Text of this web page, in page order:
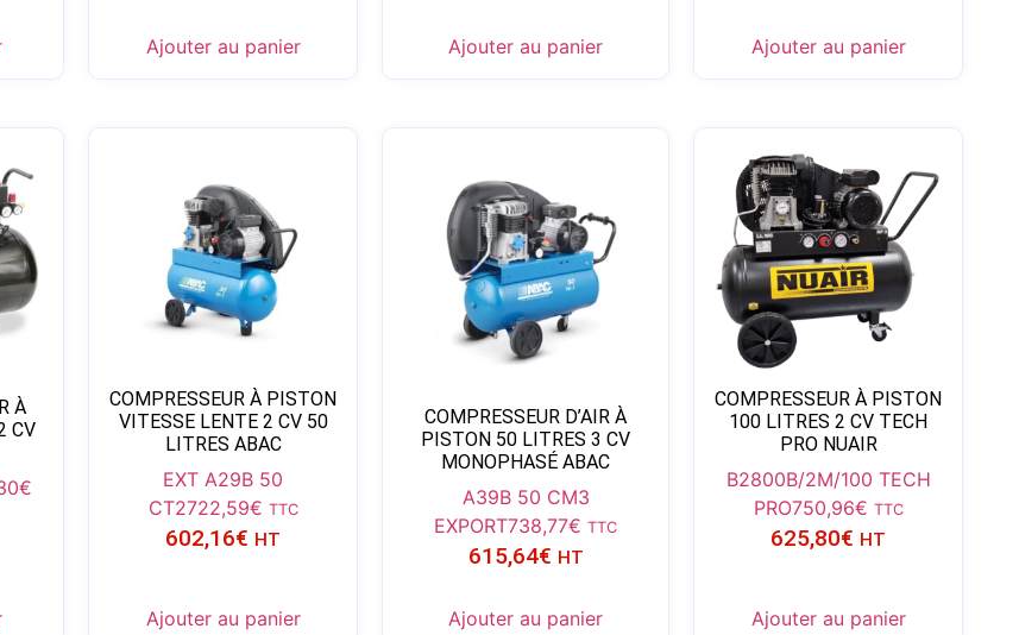
Ajouter au panier Ajouter au panier Ajouter au panier
À
CV
€
COMPRESSEUR À PISTON
VITESSE LENTE 2 CV 50
LITRES ABAC
EXT A29B 50
CT2722,59€ TTC
602,16€ HT
Ajouter au panier
COMPRESSEUR D’AIR À
PISTON 50 LITRES 3 CV
MONOPHASÉ ABAC
A39B 50 CM3
EXPORT738,77€ TTC
615,64€ HT
Ajouter au panier
COMPRESSEUR À PISTON
100 LITRES 2 CV TECH
PRO NUAIR
B2800B/2M/100 TECH
PRO750,96€ TTC
625,80€ HT
Ajouter au panier